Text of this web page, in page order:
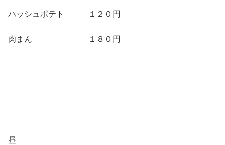
ハッシュポテト １２０円
肉まん １８０円
昼